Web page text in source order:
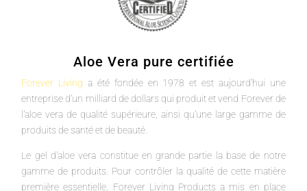
Aloe Vera pure certifiée
Forever Living a été fondée en 1978 et est aujourd'hui une
entreprise d'un milliard de dollars qui produit et vend Forever de
l'aloe vera de qualité supérieure, ainsi qu'une large gamme de
produits de santé et de beauté.
Le gel d'aloe vera constitue en grande partie la base de notre
gamme de produits. Pour contrôler la qualité de cette matière
première essentielle, Forever Living Products a mis en place